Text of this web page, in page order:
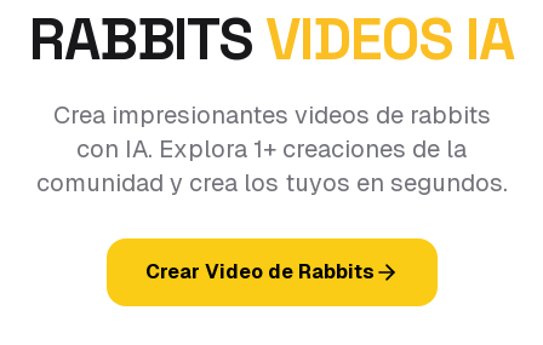
RABBITSVIDEOS IA
Crea impresionantes videos de rabbits
con IA. Explora 1+ creaciones de la
comunidad y crea los tuyos en segundos.
Crear Video de Rabbits